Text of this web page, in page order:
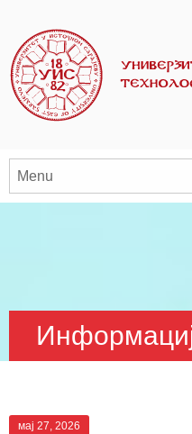
мај 27, 2026